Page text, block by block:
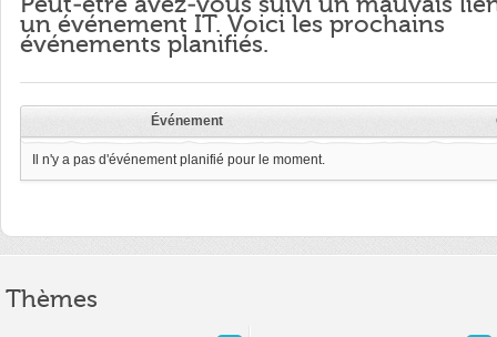
un événement IT. Voici les prochains
événements planifiés.
Événement
Il n'y a pas d'événement planifié pour le moment.
Thèmes